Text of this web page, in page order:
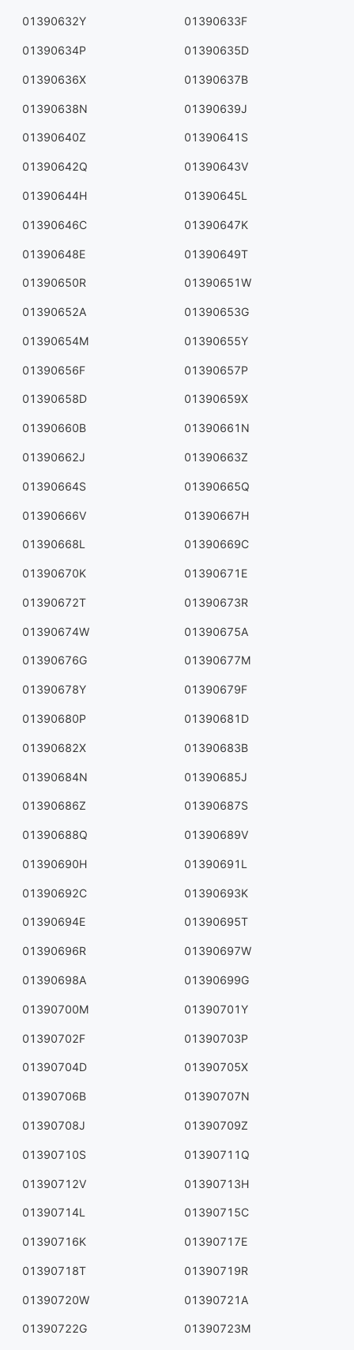
01390632Y 01390633F
01390634P 01390635D
01390636X 01390637B
01390638N 01390639J
01390640Z 01390641S
01390642Q 01390643V
01390644H 01390645L
01390646C 01390647K
01390648E 01390649T
01390650R 01390651W
01390652A 01390653G
01390654M 01390655Y
01390656F 01390657P
01390658D 01390659X
01390660B 01390661N
01390662J 01390663Z
01390664S 01390665Q
01390666V 01390667H
01390668L 01390669C
01390670K 01390671E
01390672T 01390673R
01390674W 01390675A
01390676G 01390677M
01390678Y 01390679F
01390680P 01390681D
01390682X 01390683B
01390684N 01390685J
01390686Z 01390687S
01390688Q 01390689V
01390690H 01390691L
01390692C 01390693K
01390694E 01390695T
01390696R 01390697W
01390698A 01390699G
01390700M 01390701Y
01390702F 01390703P
01390704D 01390705X
01390706B 01390707N
01390708J 01390709Z
01390710S 01390711Q
01390712V 01390713H
01390714L 01390715C
01390716K 01390717E
01390718T 01390719R
01390720W 01390721A
01390722G 01390723M